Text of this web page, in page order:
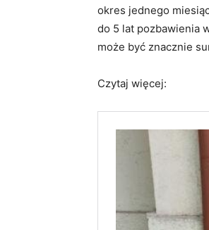
okres jednego
do 5 lat pozbawienia
może być znacznie
Czytaj więcej: